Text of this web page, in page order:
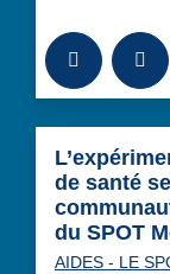
Ajouter à la
de santé
du SPOT
AIDES - LE